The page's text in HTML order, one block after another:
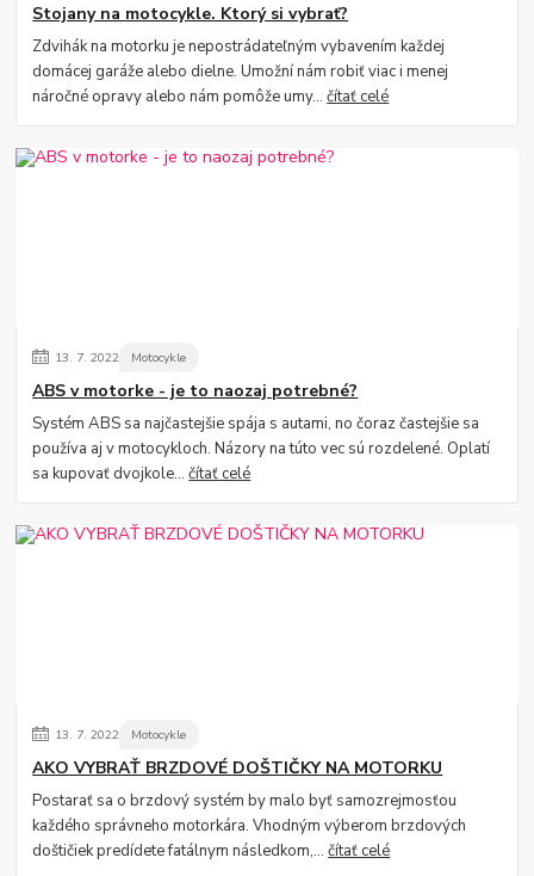
Stojany na motocykle. Ktorý si vybrať?
Zdvihák na motorku je nepostrádateľným vybavením každej
domácej garáže alebo dielne. Umožní nám robiť viac i menej
náročné opravy alebo nám pomôže umy...čítať celé
13. 7. 2022 Motocykle
ABS v motorke - je to naozaj potrebné?
Systém ABS sa najčastejšie spája s autami, no čoraz častejšie sa
používa aj v motocykloch. Názory na túto vec sú rozdelené. Oplatí
sa kupovať dvojkole...čítať celé
13. 7. 2022 Motocykle
AKO VYBRAŤ BRZDOVÉ DOŠTIČKY NA MOTORKU
Postarať sa o brzdový systém by malo byť samozrejmosťou
každého správneho motorkára. Vhodným výberom brzdových
doštičiek predídete fatálnym následkom,...čítať celé